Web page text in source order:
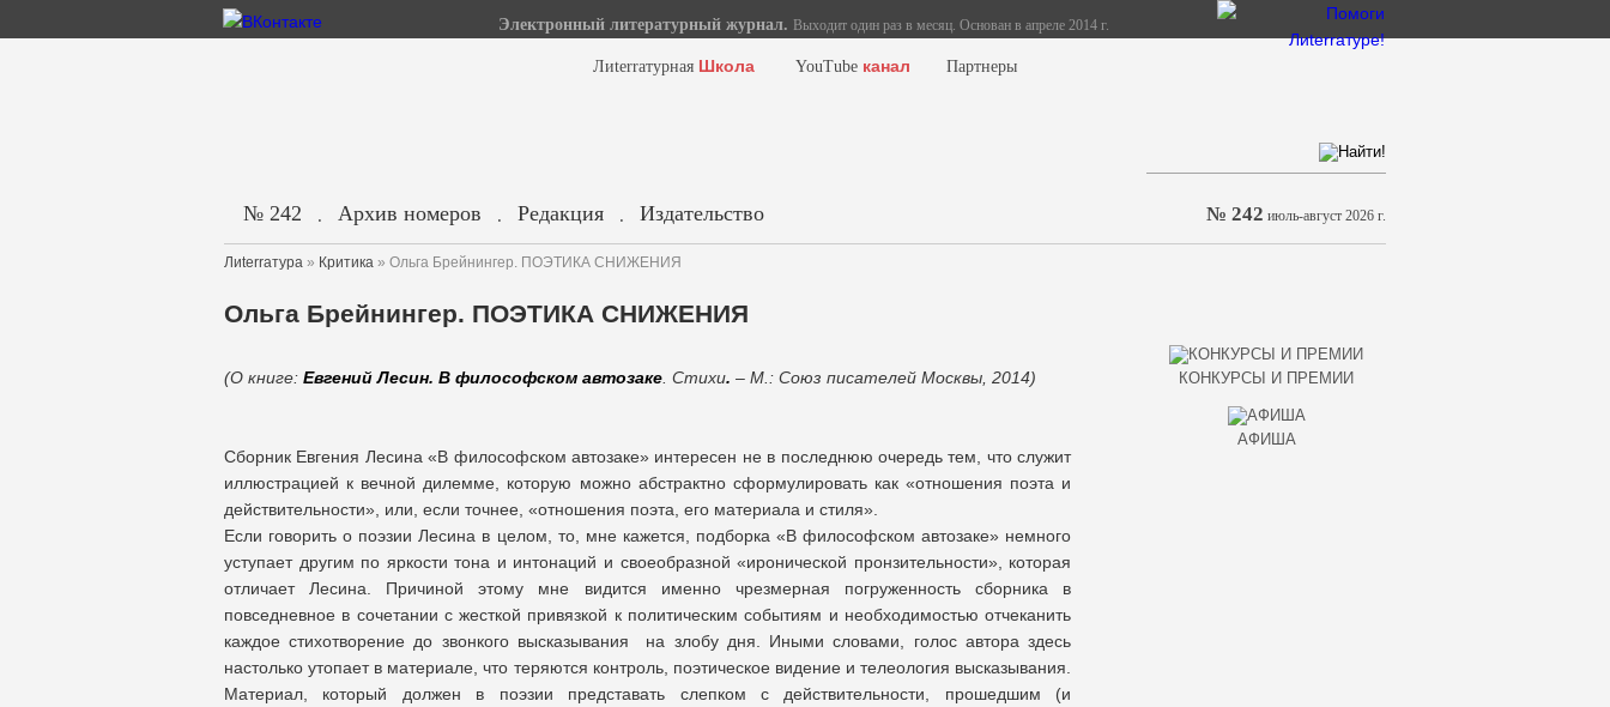
Электронный литературный журнал. Выходит один раз в месяц. Основан в апреле 2014 г.
Лиterraтурная Школа YouTube канал Партнеры
№ 242 . Архив номеров . Редакция . Издательство № 242 июль-август 2026 г.
Лиterraтура » Критика » Ольга Брейнингер. ПОЭТИКА СНИЖЕНИЯ
Ольга Брейнингер. ПОЭТИКА СНИЖЕНИЯ
(О книге: Евгений Лесин. В философском автозаке . Стихи. – М.: Союз писателей Москвы, 2014)
Cборник Евгения Лесина «В философском автозаке» интересен не в последнюю очередь тем, что служит
иллюстрацией к вечной дилемме, которую можно абстрактно сформулировать как «отношения поэта и
действительности», или, если точнее, «отношения поэта, его материала и стиля».
Если говорить о поэзии Лесина в целом, то, мне кажется, подборка «В философском автозаке» немного
уступает другим по яркости тона и интонаций и своеобразной «иронической пронзительности», которая
отличает Лесина. Причиной этому мне видится именно чрезмерная погруженность сборника в
повседневное в сочетании с жесткой привязкой к политическим событиям и необходимостью отчеканить
каждое стихотворение до звонкого высказывания на злобу дня. Иными словами, голос автора здесь
настолько утопает в материале, что теряются контроль, поэтическое видение и телеология высказывания.
Материал, который должен в поэзии представать слепком с действительности, прошедшим (и
КОНКУРСЫ И ПРЕМИИ
АФИША